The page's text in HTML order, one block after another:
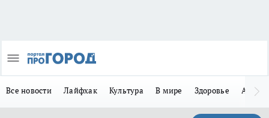
Все новости Лайфхак Культура В мире Здоровье Авто